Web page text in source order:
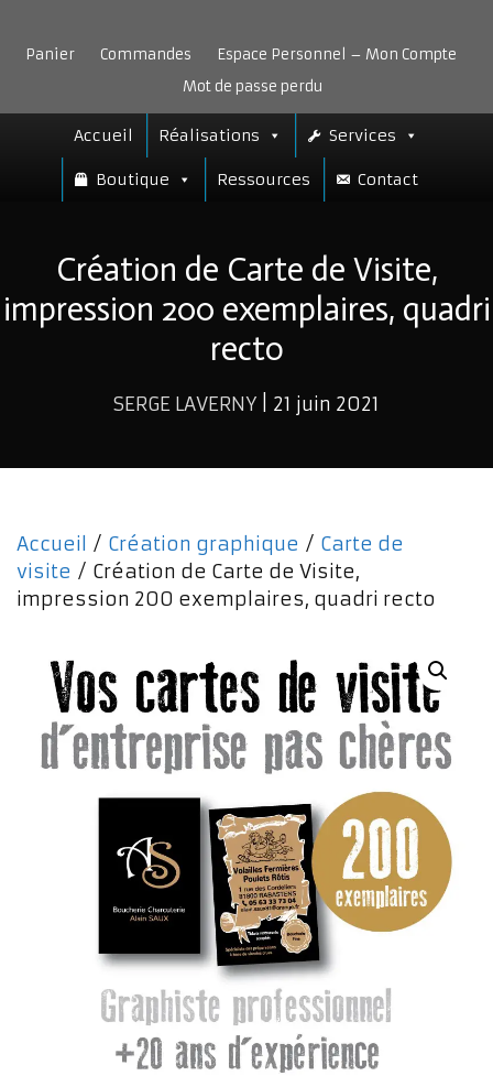
contenu
Panier Commandes
Espace Personnel – Mon Compte
Mot de passe perdu
Accueil Réalisations Services
Boutique Ressources Contact
Création de Carte de Visite,
impression 200 exemplaires, quadri
recto
SERGE LAVERNY 21 juin 2021
Accueil / Création graphique / Carte de
visite / Création de Carte de Visite,
impression 200 exemplaires, quadri recto